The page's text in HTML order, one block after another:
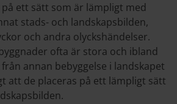
ett sätt som är lämpligt med
stads­- och landskapsbilden,
och andra olyckshändelser.
ofta är stora och ibland
annan bebyggelse i landskapet
att de placeras på ett lämpligt sätt